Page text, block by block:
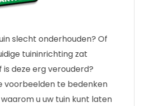
slecht onderhouden? Of
tuininrichting zat
deze erg verouderd?
voorbeelden te bedenken
u uw tuin kunt laten